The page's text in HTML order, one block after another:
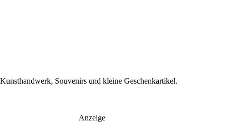
Souvenirs und kleine Geschenkartikel.
Anzeige